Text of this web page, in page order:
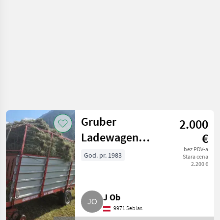
Gruber
Ladewagen
LH1020
2.000
€
bez PDV-a
Stara cena
2.200 €
God. pr. 1983
J Ob
9971 Seblas